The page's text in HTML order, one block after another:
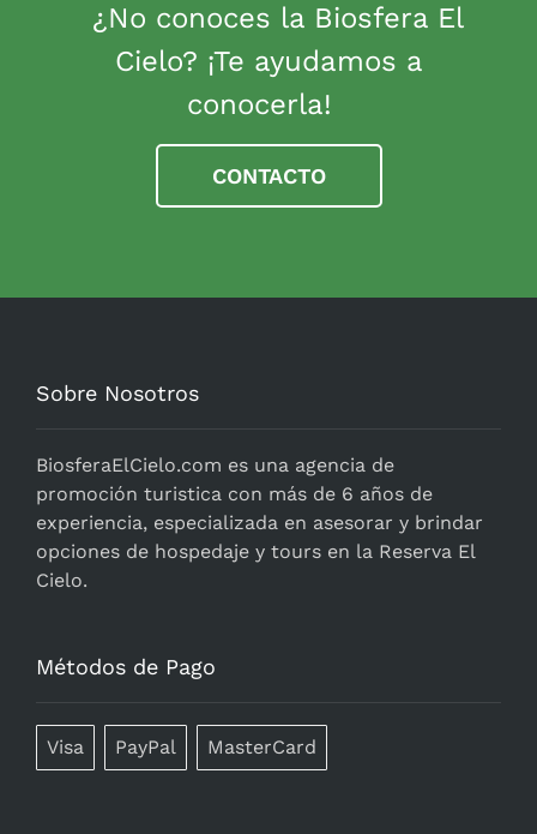
¿No conoces la Biosfera El
Cielo? ¡Te ayudamos a
conocerla!
CONTACTO
Sobre Nosotros
BiosferaElCielo.com es una agencia de
promoción turistica con más de 6 años de
experiencia, especializada en asesorar y brindar
opciones de hospedaje y tours en la Reserva El
Cielo.
Métodos de Pago
Visa PayPal MasterCard